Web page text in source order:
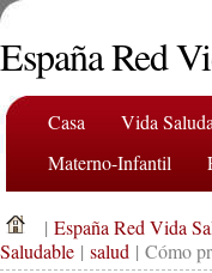
España Red
Casa Vida
Materno-Infantil
| España Red Vida
Saludable | salud | Cómo